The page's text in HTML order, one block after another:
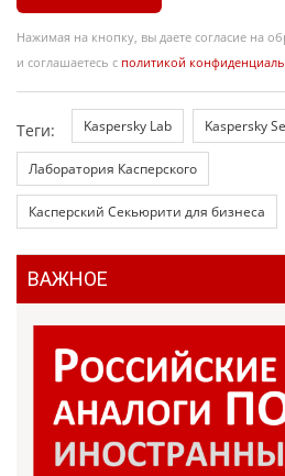
Нажимая на кнопку, вы даете согласие на
и соглашаетесь с политикой
Теги: Kaspersky Lab Kaspersky
Лаборатория Касперского
Касперский Секьюрити для бизнеса
ВАЖНОЕ